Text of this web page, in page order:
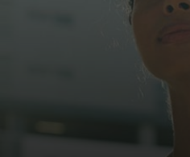
Novosti i trendovi